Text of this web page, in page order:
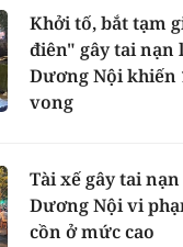
Khởi tố, bắt tạm
điên" gây tai nạn
Dương Nội
vong
Tài xế gây tai
Dương Nội vi
cồn ở mức cao